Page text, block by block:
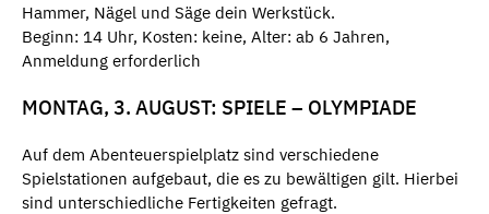
Hammer, Nägel und Säge dein Werkstück.
Beginn: 14 Uhr, Kosten: keine, Alter: ab 6 Jahren,
Anmeldung erforderlich
MONTAG, 3. AUGUST: SPIELE – OLYMPIADE
Auf dem Abenteuerspielplatz sind verschiedene
Spielstationen aufgebaut, die es zu bewältigen gilt. Hierbei
sind unterschiedliche Fertigkeiten gefragt.